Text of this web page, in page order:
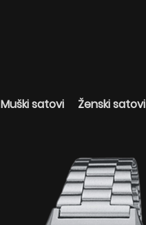
Muški satovi Ženski satovi